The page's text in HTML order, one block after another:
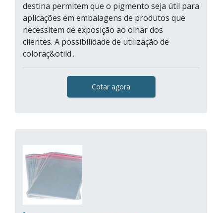
destina permitem que o pigmento seja útil para
aplicações em embalagens de produtos que
necessitem de exposição ao olhar dos
clientes. A possibilidade de utilização de
coloraç&otild...
Cotar agora